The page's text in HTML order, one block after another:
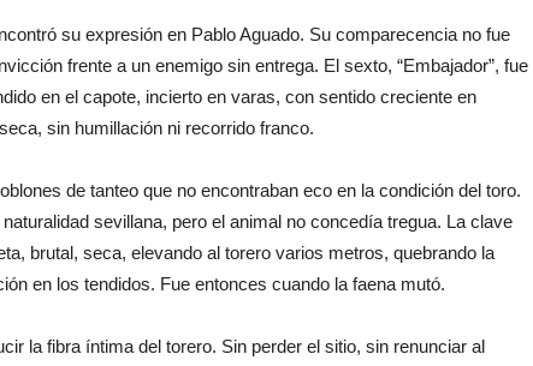
su expresión en Pablo Aguado. Su comparecencia no fue
frente a un enemigo sin entrega. El sexto, “Embajador”, fue
en el capote, incierto en varas, con sentido creciente en
sin humillación ni recorrido franco.
de tanteo que no encontraban eco en la condición del toro.
sevillana, pero el animal no concedía tregua. La clave
brutal, seca, elevando al torero varios metros, quebrando la
en los tendidos. Fue entonces cuando la faena mutó.
la fibra íntima del torero. Sin perder el sitio, sin renunciar al